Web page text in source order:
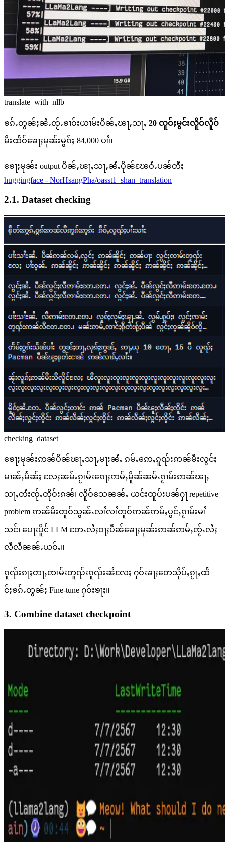
translate_with_nllb
ၶၵ်ႉတွၼ်ႈၼႆႉၸႂ်ႉၶၢဝ်းယၢမ်းပိၼ်ႇၽႃႇသႃႇ 20 ၸူဝ်ႈမွင်းလိူဝ်လိူဝ်
မီးထႅဝ်ၶေႃႈမုၼ်းမွၵ်ႈ 84,000 ပၢႆ။
ၶေႃႈမုၼ်း output ပိၼ်ႇၽႃႇသႃႇၼႆႉပိုၼ်ၽႄဝႆႉပၼ်တီႈ
huggingface - NorHsangPha/oasst1_shan_translation
2.1. Dataset checking
checking_dataset
ၶေႃႈမုၼ်းဢၼ်ပိၼ်ၽႃႇသႃႇမႃးၼႆႉ ၵမ်ႉဢေႇၵူၺ်းဢၼ်မီးလွင်ႈ
မၢၼ်ႇမႅၼ်ႈ လႄႈၼမ်ႉၵႂၢမ်းၵေႃႈဢမ်ႇမိူၼ်ၼမ်ႉၵႂၢမ်းဢၼ်ၽႃႇ
သႃႇတႆးၸႂ်ႉတိုဝ်းၵၼ်၊ လိူဝ်သေၼၼ်ႉ ယင်းထူပ်းပၼ်ႁႃ repetitive
problem ဢၼ်မီးတူဝ်သွၼ်ႉလၢႆလၢႆတူဝ်ဢၼ်ဢမ်ႇပွင်ႇၵႂၢမ်းမၢႆ
သင်၊ ပေႃးပိူင် LLM တႄႉလႆႈဝႃႈပဵၼ်ၶေႃႈမုၼ်းဢၼ်ဢမ်ႇၸႂ်ႉလႆႈ
လီလီၼၼ်ႉယဝ်ႉ။
ၵူၺ်းၵႃႈတႃႇၸၢမ်းတူၺ်းၵူၺ်းၼႆလႄႈ ႁဝ်းၶႃႈတေသိုပ်ႇၵႂႃႇထႅ
င်ႈၶၵ်ႉတွၼ်ႈ Fine-tune ႁဝ်းၶႃႈ။
3. Combine dataset checkpoint